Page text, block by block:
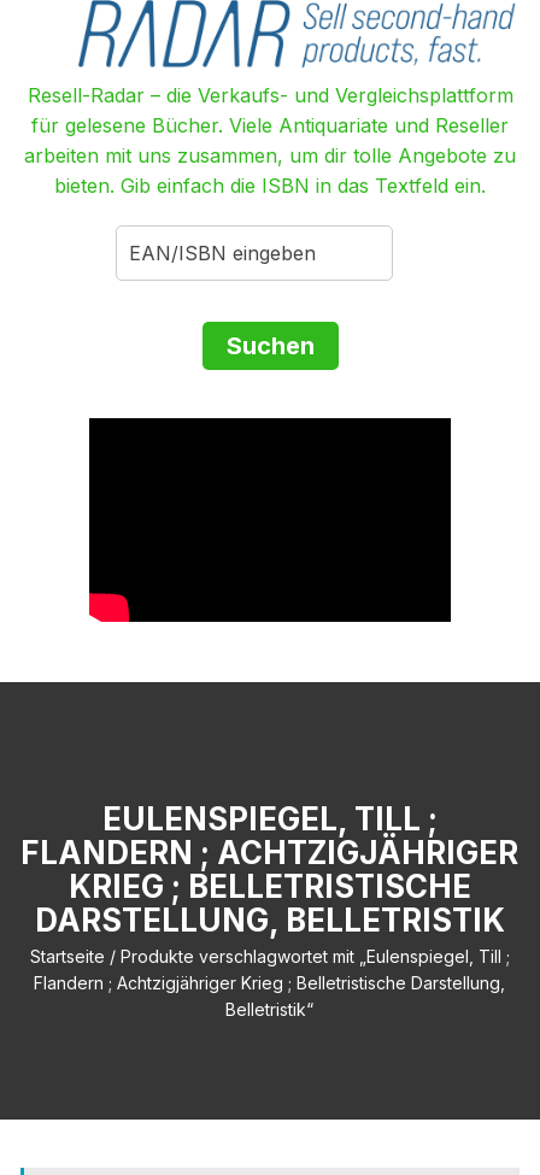
Resell-Radar – die Verkaufs- und Vergleichsplattform
für gelesene Bücher. Viele Antiquariate und Reseller
arbeiten mit uns zusammen, um dir tolle Angebote zu
bieten. Gib einfach die ISBN in das Textfeld ein.
EULENSPIEGEL, TILL ;
FLANDERN ; ACHTZIGJÄHRIGER
KRIEG ; BELLETRISTISCHE
DARSTELLUNG, BELLETRISTIK
Startseite / Produkte verschlagwortet mit „Eulenspiegel, Till ;
Flandern ; Achtzigjähriger Krieg ; Belletristische Darstellung,
Belletristik“